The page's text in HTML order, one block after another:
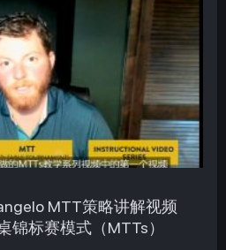
MTT策略讲解视频
锦标赛模式（MTTs）